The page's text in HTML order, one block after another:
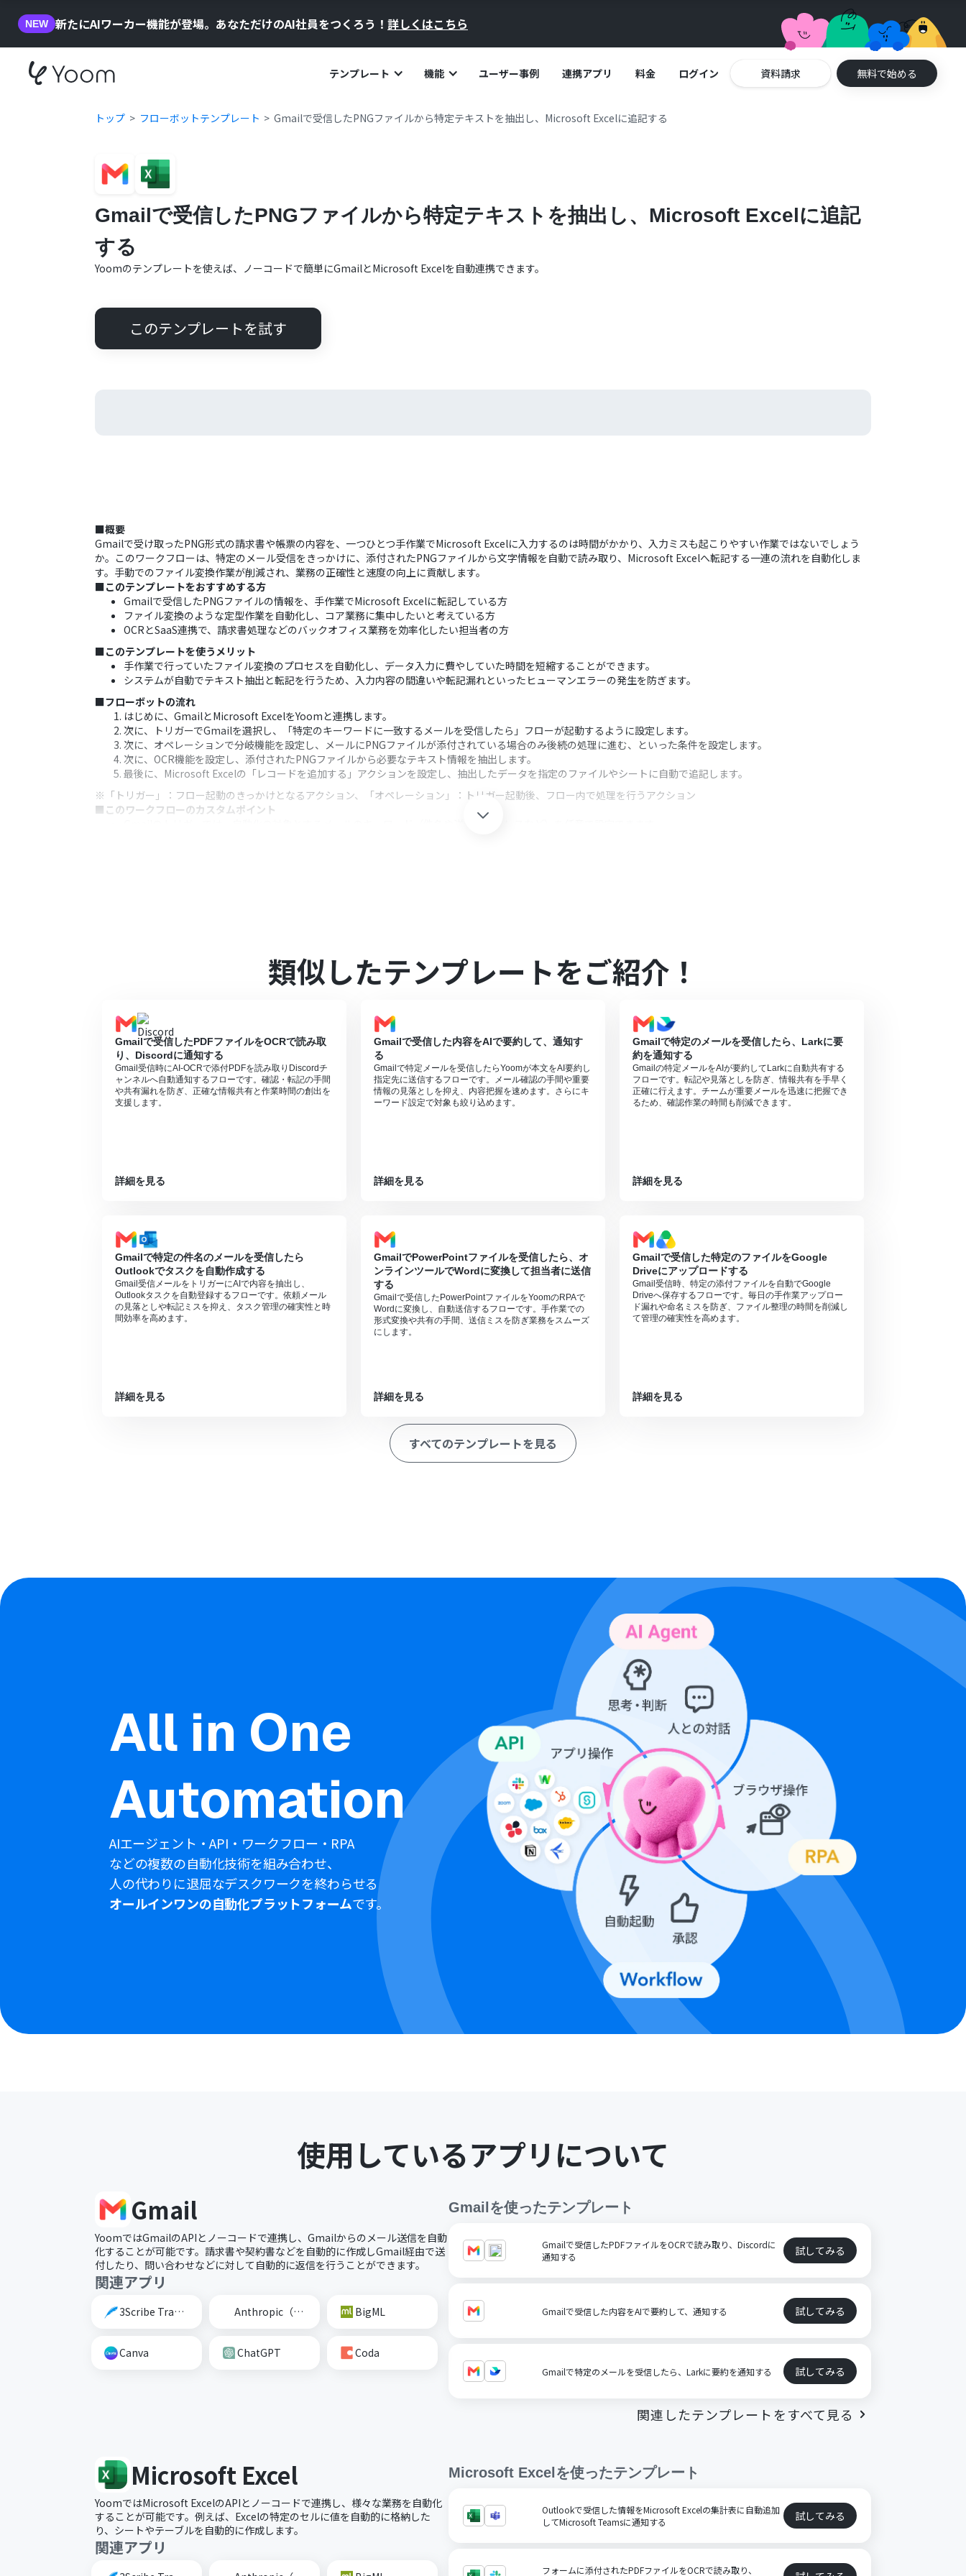
NEW 新たにAIワーカー機能が登場。あなただけのAI社員をつくろう！ 詳しくはこちら
テンプレート 機能 ユーザー事例 連携アプリ 料金 ログイン 資料請求 無料で始める
トップ フローボットテンプレート Gmailで受信したPNGファイルから特定テキストを抽出し、Microsoft Excelに追記する
Gmailで受信したPNGファイルから特定テキストを抽出し、Microsoft Excelに追記
する
Yoomのテンプレートを使えば、ノーコードで簡単にGmailとMicrosoft Excelを自動連携できます。
このテンプレートを試す
■概要
Gmailで受け取ったPNG形式の請求書や帳票の内容を、一つひとつ手作業でMicrosoft Excelに入力するのは時間がかかり、入力ミスも起こりやすい作業ではないでしょう
か。このワークフローは、特定のメール受信をきっかけに、添付されたPNGファイルから文字情報を自動で読み取り、Microsoft Excelへ転記する一連の流れを自動化しま
す。手動でのファイル変換作業が削減され、業務の正確性と速度の向上に貢献します。
■このテンプレートをおすすめする方
Gmailで受信したPNGファイルの情報を、手作業でMicrosoft Excelに転記している方
ファイル変換のような定型作業を自動化し、コア業務に集中したいと考えている方
OCRとSaaS連携で、請求書処理などのバックオフィス業務を効率化したい担当者の方
■このテンプレートを使うメリット
手作業で行っていたファイル変換のプロセスを自動化し、データ入力に費やしていた時間を短縮することができます。
システムが自動でテキスト抽出と転記を行うため、入力内容の間違いや転記漏れといったヒューマンエラーの発生を防ぎます。
■フローボットの流れ
はじめに、GmailとMicrosoft ExcelをYoomと連携します。
次に、トリガーでGmailを選択し、「特定のキーワードに一致するメールを受信したら」フローが起動するように設定します。
次に、オペレーションで分岐機能を設定し、メールにPNGファイルが添付されている場合のみ後続の処理に進む、といった条件を設定します。
次に、OCR機能を設定し、添付されたPNGファイルから必要なテキスト情報を抽出します。
最後に、Microsoft Excelの「レコードを追加する」アクションを設定し、抽出したデータを指定のファイルやシートに自動で追記します。
※「トリガー」：フロー起動のきっかけとなるアクション、「オペレーション」：トリガー起動後、フロー内で処理を行うアクション
■このワークフローのカスタムポイント
プランによって最短の起動間隔が異なりますので、ご注意ください。
分岐はパーソナルプラン以上のプランでご利用いただける機能（オペレーション）となっております。フリープランの場合は設定しているフローボットのオペレーシ
ョンはエラーとなりますので、ご注意ください。
ることができます。詳しくは、
のページをご参照ください。
ダウンロード可能なファイル容量は最大300MBまでです。アプリの仕様によっては300MB未満になる可能性があるので、ご注意ください。
トリガー、各オペレーションでの取り扱い可能なファイル容量の詳細は「ファイルの容量制限について 」をご参照ください。
類似したテンプレートをご紹介！
Gmailで受信したPDFファイルをOCRで読み取
り、Discordに通知する
Gmail受信時にAI-OCRで添付PDFを読み取りDiscordチ
ャンネルへ自動通知するフローです。確認・転記の手間
や共有漏れを防ぎ、正確な情報共有と作業時間の創出を
支援します。
詳細を見る
Gmailで受信した内容をAIで要約して、通知す
る
Gmailで特定メールを受信したらYoomが本文をAI要約し
指定先に送信するフローです。メール確認の手間や重要
情報の見落としを抑え、内容把握を速めます。さらにキ
ーワード設定で対象も絞り込めます。
詳細を見る
Gmailで特定のメールを受信したら、Larkに要
約を通知する
Gmailの特定メールをAIが要約してLarkに自動共有する
フローです。転記や見落としを防ぎ、情報共有を手早く
正確に行えます。チームが重要メールを迅速に把握でき
るため、確認作業の時間も削減できます。
詳細を見る
Gmailで特定の件名のメールを受信したら
Outlookでタスクを自動作成する
Gmail受信メールをトリガーにAIで内容を抽出し、
Outlookタスクを自動登録するフローです。依頼メール
の見落としや転記ミスを抑え、タスク管理の確実性と時
間効率を高めます。
詳細を見る
GmailでPowerPointファイルを受信したら、オ
ンラインツールでWordに変換して担当者に送信
する
Gmailで受信したPowerPointファイルをYoomのRPAで
Wordに変換し、自動送信するフローです。手作業での
形式変換や共有の手間、送信ミスを防ぎ業務をスムーズ
にします。
詳細を見る
Gmailで受信した特定のファイルをGoogle
Driveにアップロードする
Gmail受信時、特定の添付ファイルを自動でGoogle
Driveへ保存するフローです。毎日の手作業アップロー
ド漏れや命名ミスを防ぎ、ファイル整理の時間を削減し
て管理の確実性を高めます。
詳細を見る
すべてのテンプレートを見る
All in One
Automation
AIエージェント・API・ワークフロー・RPA
などの複数の自動化技術を組み合わせ、
人の代わりに退屈なデスクワークを終わらせる
オールインワンの自動化プラットフォームです。
使用しているアプリについて
Gmail
YoomではGmailのAPIとノーコードで連携し、Gmailからのメール送信を自動
化することが可能です。請求書や契約書などを自動的に作成しGmail経由で送
付したり、問い合わせなどに対して自動的に返信を行うことができます。
関連アプリ
3Scribe Transcription Anthropic（Claude） BigML
Canva ChatGPT Coda
Gmail を使ったテンプレート
Gmailで受信したPDFファイルをOCRで読み取り、Discordに
通知する
試してみる
Gmailで受信した内容をAIで要約して、通知する 試してみる
Gmailで特定のメールを受信したら、Larkに要約を通知する 試してみる
関連したテンプレートをすべて見る
Microsoft Excel
YoomではMicrosoft ExcelのAPIとノーコードで連携し、様々な業務を自動化
することが可能です。例えば、Excelの特定のセルに値を自動的に格納した
り、シートやテーブルを自動的に作成します。
関連アプリ
Microsoft Excel を使ったテンプレート
Outlookで受信した情報をMicrosoft Excelの集計表に自動追加
してMicrosoft Teamsに通知する
試してみる
フォームに添付されたPDFファイルをOCRで読み取り、